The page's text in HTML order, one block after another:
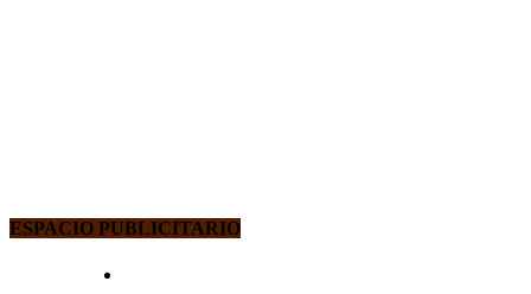
ESPACIO PUBLICITARIO